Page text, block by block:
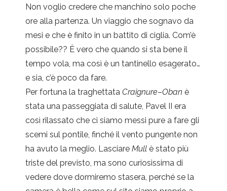
Non voglio credere che manchino solo poche
ore alla partenza. Un viaggio che sognavo da
mesi e che è finito in un battito di ciglia. Com’è
possibile?? È vero che quando si sta bene il
tempo vola, ma così è un tantinello esagerato…
e sia, c’è poco da fare.
Per fortuna la traghettata Craignure–Oban è
stata una passeggiata di salute, Pavel II era
così rilassato che ci siamo messi pure a fare gli
scemi sul pontile, finché il vento pungente non
ha avuto la meglio. Lasciare Mull è stato più
triste del previsto, ma sono curiosissima di
vedere dove dormiremo stasera, perché se la